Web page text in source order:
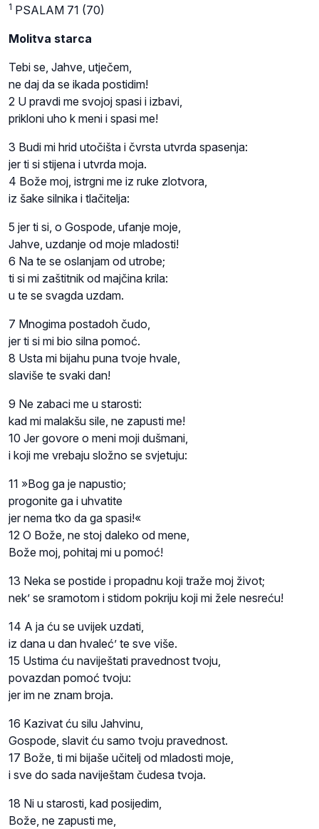
1 PSALAM 71 (70)
Molitva starca
Tebi se, Jahve, utječem,
ne daj da se ikada postidim!
2 U pravdi me svojoj spasi i izbavi,
prikloni uho k meni i spasi me!
3 Budi mi hrid utočišta i čvrsta utvrda spasenja:
jer ti si stijena i utvrda moja.
4 Bože moj, istrgni me iz ruke zlotvora,
iz šake silnika i tlačitelja:
5 jer ti si, o Gospode, ufanje moje,
Jahve, uzdanje od moje mladosti!
6 Na te se oslanjam od utrobe;
ti si mi zaštitnik od majčina krila:
u te se svagda uzdam.
7 Mnogima postadoh čudo,
jer ti si mi bio silna pomoć.
8 Usta mi bijahu puna tvoje hvale,
slaviše te svaki dan!
9 Ne zabaci me u starosti:
kad mi malakšu sile, ne zapusti me!
10 Jer govore o meni moji dušmani,
i koji me vrebaju složno se svjetuju:
11 »Bog ga je napustio;
progonite ga i uhvatite
jer nema tko da ga spasi!«
12 O Bože, ne stoj daleko od mene,
Bože moj, pohitaj mi u pomoć!
13 Neka se postide i propadnu koji traže moj život;
nek’ se sramotom i stidom pokriju koji mi žele nesreću!
14 A ja ću se uvijek uzdati,
iz dana u dan hvaleć’ te sve više.
15 Ustima ću naviještati pravednost tvoju,
povazdan pomoć tvoju:
jer im ne znam broja.
16 Kazivat ću silu Jahvinu,
Gospode, slavit ću samo tvoju pravednost.
17 Bože, ti mi bijaše učitelj od mladosti moje,
i sve do sada naviještam čudesa tvoja.
18 Ni u starosti, kad posijedim,
Bože, ne zapusti me,